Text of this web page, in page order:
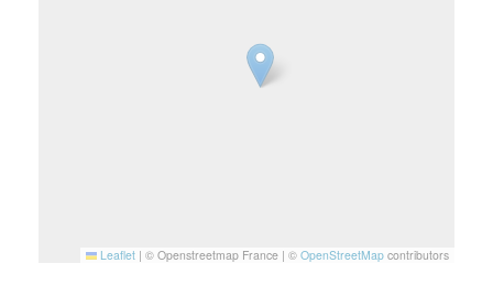
Leaflet | © Openstreetmap France | © OpenStreetMap contributors